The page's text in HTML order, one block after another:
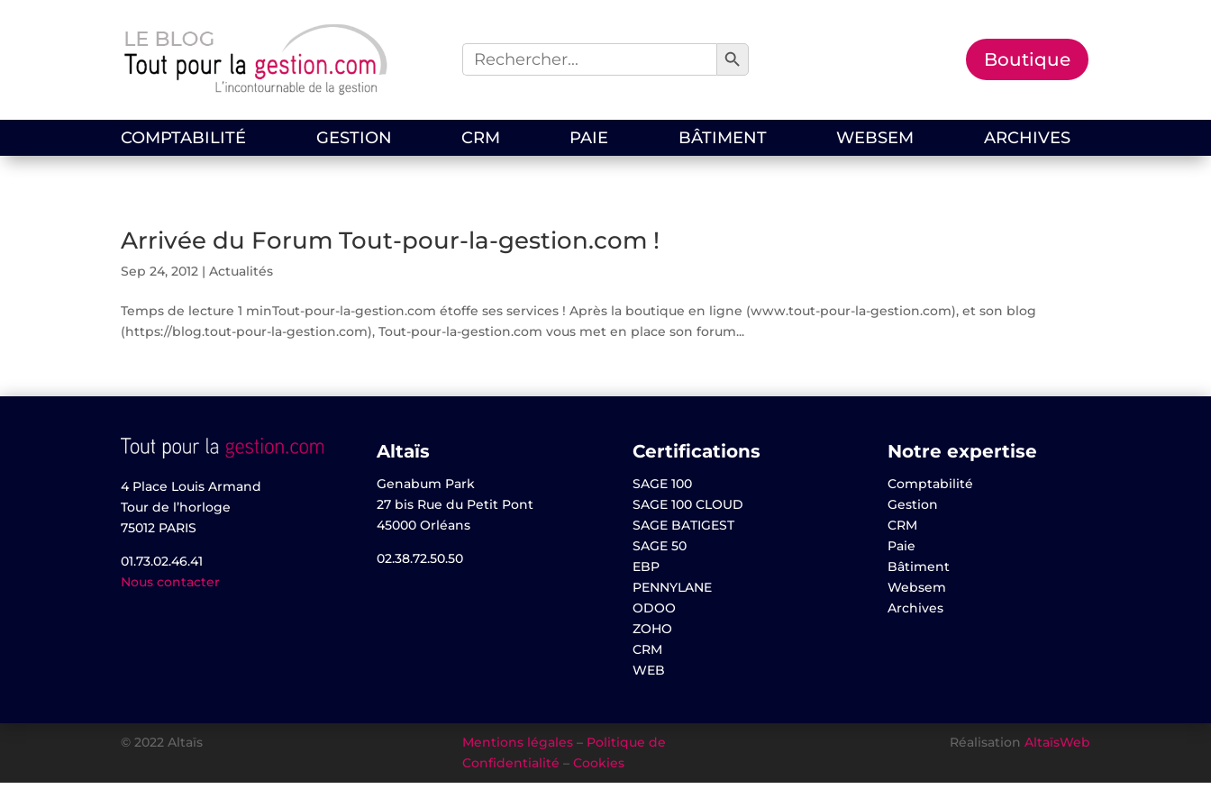
Search
for:
Search Button
Boutique
COMPTABILITÉ GESTION CRM PAIE BÂTIMENT WEBSEM ARCHIVES
Arrivée du Forum Tout-pour-la-gestion.com !
Sep 24, 2012 |Actualités
Temps de lecture 1 minTout-pour-la-gestion.com étoffe ses services ! Après la boutique en ligne (www.tout-pour-la-gestion.com), et son blog
(https://blog.tout-pour-la-gestion.com), Tout-pour-la-gestion.com vous met en place son forum...
4 Place Louis Armand
Tour de l’horloge
75012 PARIS
01.73.02.46.41
Nous contacter
Altaïs
Genabum Park
27 bis Rue du Petit Pont
45000 Orléans
02.38.72.50.50
Certifications
SAGE 100
SAGE 100 CLOUD
SAGE BATIGEST
SAGE 50
EBP
PENNYLANE
ODOO
ZOHO
CRM
WEB
Notre expertise
Comptabilité
Gestion
CRM
Paie
Bâtiment
Websem
Archives
© 2022 Altaïs Mentions légales– Politique de
Confidentialité – Cookies
Réalisation AltaïsWeb